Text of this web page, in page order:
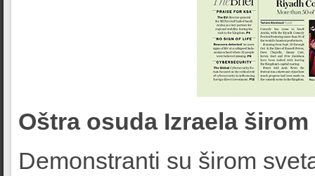
Oštra osuda Izraela
Demonstranti su širom